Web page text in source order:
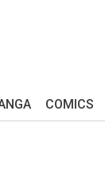
COMICS